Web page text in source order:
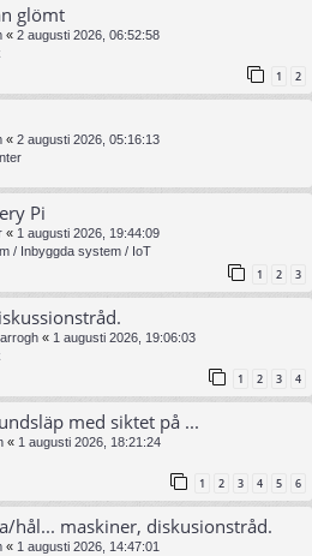
glömt
« 2 augusti 2026, 06:52:58
1 2
« 2 augusti 2026, 05:16:13
Pi
« 1 augusti 2026, 19:44:09
/ Inbyggda system / IoT
1 2 3
« 1 augusti 2026, 19:06:03
1 2 3 4
med siktet på ...
« 1 augusti 2026, 18:21:24
1 2 3 4 5 6
hål... maskiner, diskusionstråd.
« 1 augusti 2026, 14:47:01